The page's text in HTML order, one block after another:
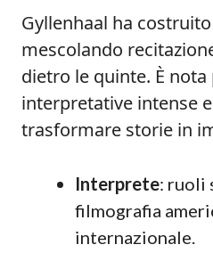
Gyllenhaal ha
mescolando
dietro le quinte. È nota
interpretative intense
trasformare storie in
Interprete: ruoli
filmografia
internazionale.